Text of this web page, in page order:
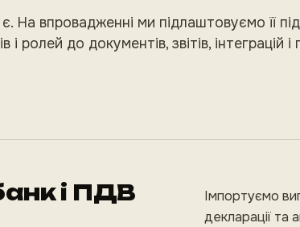
На впровадженні ми підлаштовуємо її
і ролей до документів, звітів, інтеграцій і
і ПДВ Імпортуємо
декларації та